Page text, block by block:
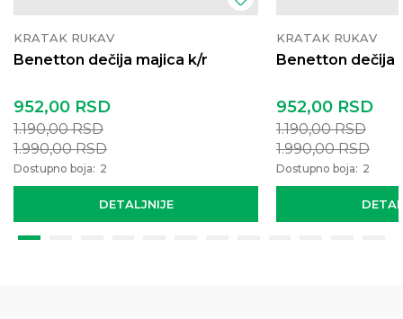
KRATAK RUKAV
Benetton dečija majica k/r
DETALJNIJE
952,00 RSD
1.190,00RSD
1.990,00RSD
Dostupno boja: 2
KRATAK RUKAV
Benetton dečija
952,00 RSD
1.190,00RSD
1.990,00RSD
Dostupno boja: 2